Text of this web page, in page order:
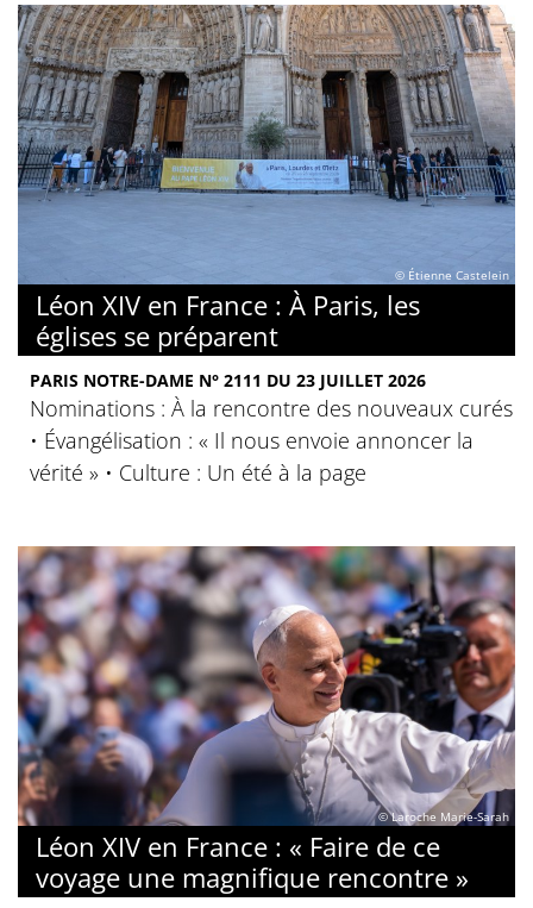
© Étienne Castelein
Léon XIV en France : À Paris, les
églises se préparent
PARIS NOTRE-DAME N° 2111 DU 23 JUILLET 2026
Nominations : À la rencontre des nouveaux curés
• Évangélisation : « Il nous envoie annoncer la
vérité » • Culture : Un été à la page
© Laroche Marie-Sarah
Léon XIV en France : « Faire de ce
voyage une magnifique rencontre »